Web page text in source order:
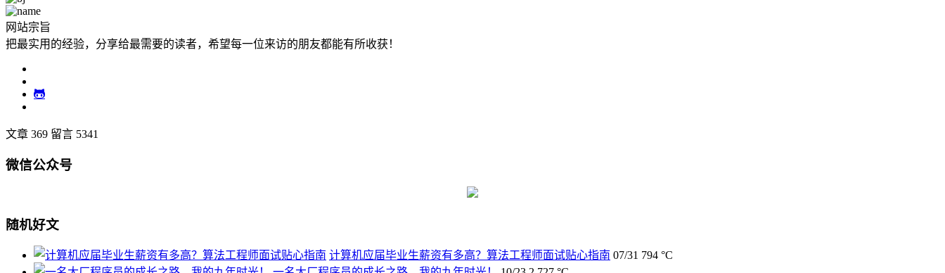
网站宗旨
把最实用的经验，分享给最需要的读者，希望每一位来访的朋友都能有所收获！
文章 369 留言 5341
微信公众号
随机好文
计算机应届毕业生薪资有多高？算法工程师面试贴心指南 07/31 794 °C